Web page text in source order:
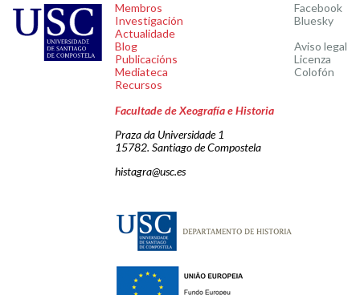
Membros
Investigación
Actualidade
Blog
Publicacións
Mediateca
Recursos
Facebook
Bluesky
Aviso legal
Licenza
Colofón
Facultade de Xeografía e Historia
Praza da Universidade 1
15782. Santiago de Compostela
histagra@usc.es